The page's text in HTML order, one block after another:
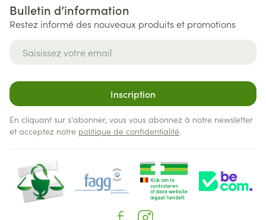
Bulletin d’information
Restez informé des nouveaux produits et promotions
Inscription
En cliquant sur s'abonner, vous vous abonnez à notre newsletter
et acceptez notre politique de confidentialité.